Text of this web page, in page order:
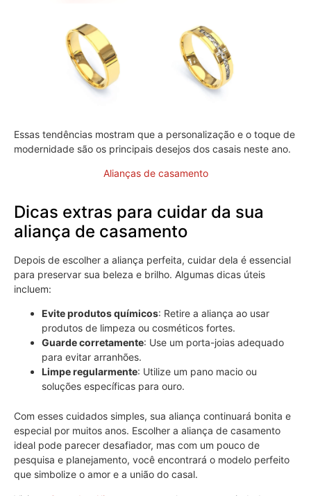
Essas tendências mostram que a personalização e o toque de
modernidade são os principais desejos dos casais neste ano.
Alianças de casamento
Dicas extras para cuidar da sua
aliança de casamento
Depois de escolher a aliança perfeita, cuidar dela é essencial
para preservar sua beleza e brilho. Algumas dicas úteis
incluem:
Evite produtos químicos: Retire a aliança ao usar
produtos de limpeza ou cosméticos fortes.
Guarde corretamente: Use um porta-joias adequado
para evitar arranhões.
Limpe regularmente: Utilize um pano macio ou
soluções específicas para ouro.
Com esses cuidados simples, sua aliança continuará bonita e
especial por muitos anos. Escolher a aliança de casamento
ideal pode parecer desafiador, mas com um pouco de
pesquisa e planejamento, você encontrará o modelo perfeito
que simbolize o amor e a união do casal.